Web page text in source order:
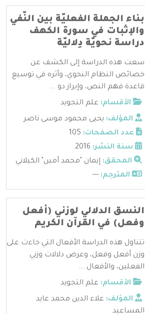
بناء الجملة الفعليّة بين النّفي
والإثبات في سورة الكهف
دراسة نحويّة دِلاليّة
سعت هذه الدراسة إلى الكشف عن
خصائص النظام النحوي، وأثره في توسيع
قاعدة فهم النص، وإبراز دو ...
الأقسام: علم التجويد
المؤلف: يحيى محمود موسى ناصر
عدد الصفحات:
سنة النشر:
المحقق: إيمان "محمد أمين" الكيلاني
المترجم: ---
النسق الدلالي لوزني (أفعل
وفعل) في القرآن الكريم
تتناول هذه الدراسة الأفعال التي جاءت على
وزن أفعل وفعل، وعرض دلالات وزني
الفعلين، والأفعال ...
الأقسام: علم التجويد
المؤلف: علاء الدين محمد عايد
المساعيد